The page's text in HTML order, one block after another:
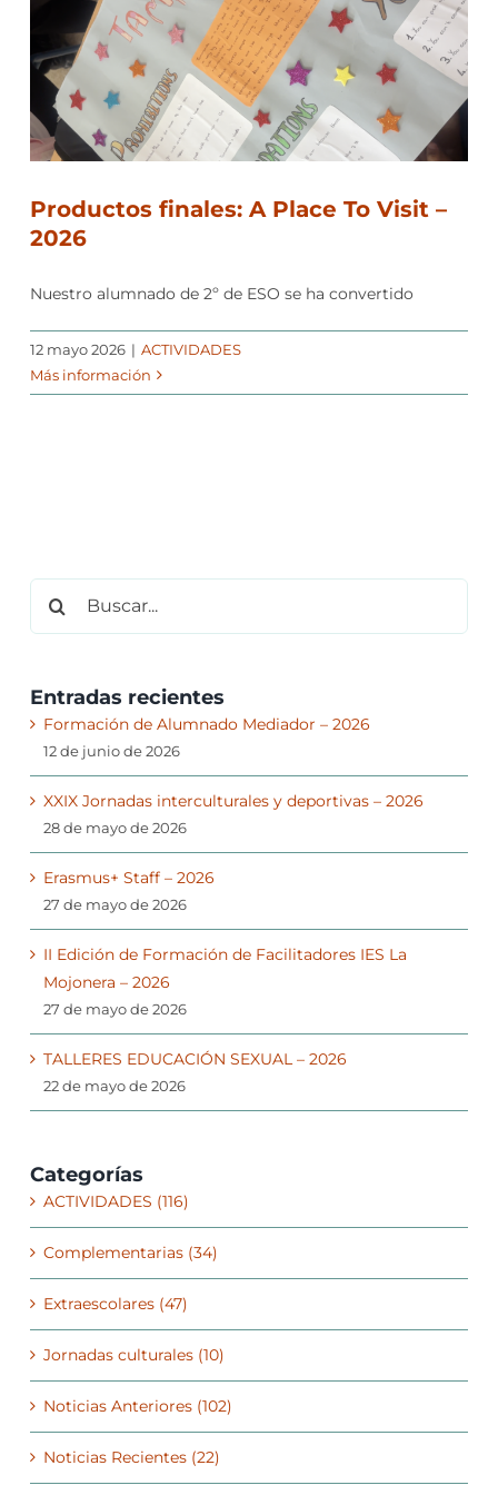
Productos finales: A Place To Visit –
2026
Nuestro alumnado de 2º de ESO se ha convertido
12 mayo 2026 | ACTIVIDADES
Más información
Entradas recientes
Formación de Alumnado Mediador – 2026
12 de junio de 2026
XXIX Jornadas interculturales y deportivas – 2026
28 de mayo de 2026
Erasmus+ Staff – 2026
27 de mayo de 2026
II Edición de Formación de Facilitadores IES La
Mojonera – 2026
27 de mayo de 2026
TALLERES EDUCACIÓN SEXUAL – 2026
22 de mayo de 2026
Categorías
ACTIVIDADES (116)
Complementarias (34)
Extraescolares (47)
Jornadas culturales (10)
Noticias Anteriores (102)
Noticias Recientes (22)